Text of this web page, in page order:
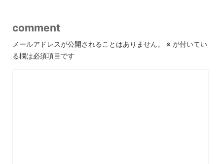
comment
メールアドレスが公開されることはありません。 ※ が付いてい
る欄は必須項目です